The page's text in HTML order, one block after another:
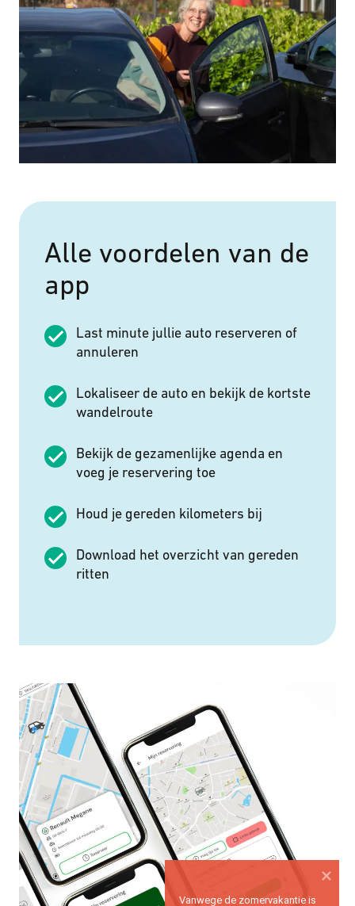
Alle voordelen van de
app
Last minute jullie auto reserveren of
annuleren
Lokaliseer de auto en bekĳk de kortste
wandelroute
Bekĳk de gezamenlĳke agenda en
voeg je reservering toe
Houd je gereden kilometers bĳ
Download het overzicht van gereden
ritten
Vanwege de zomervakantie is